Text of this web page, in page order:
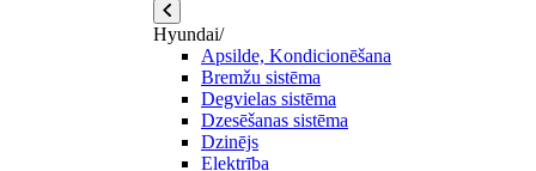
Hyundai/
Apsilde, Kondicionēšana
Bremžu sistēma
Degvielas sistēma
Dzesēšanas sistēma
Dzinējs
Elektrība